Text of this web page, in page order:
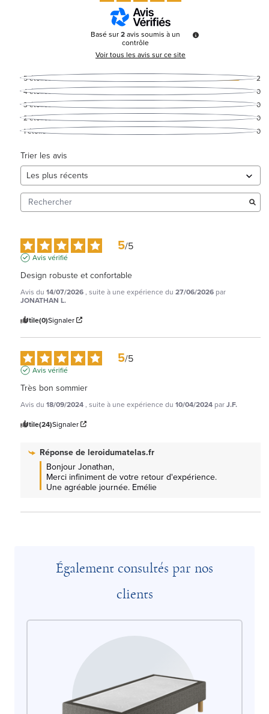
Basé sur2avis soumis à un
contrôle
Voir tous les avis sur ce site
5étoiles
2
4étoiles
0
3étoiles
0
2étoiles
0
1étoile 0
Trier les avis
5/5
Avis vérifié
Design robuste et confortable
Avis du 14/07/2026, suite à une expérience du 27/06/2026 par
JONATHAN L.
Utile(0)Signaler
5/5
Avis vérifié
Très bon sommier
Avis du 18/09/2024, suite à une expérience du 10/04/2024 parJ.F.
Utile(24)Signaler
Réponse deleroidumatelas.fr
Bonjour Jonathan,
Merci infiniment de votre retour d'expérience.
Une agréable journée. Emélie
Également consultés par nos
clients